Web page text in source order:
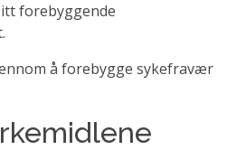
forebyggende
å forebygge sykefravær